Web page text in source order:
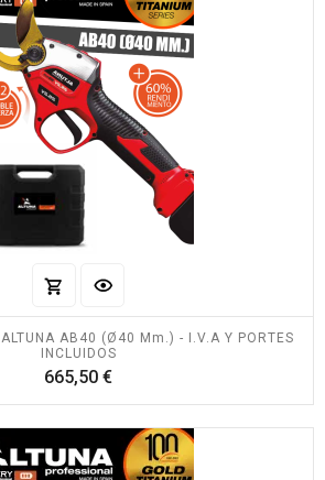
AB40 (Ø40 Mm.) - I.V.A Y PORTES
INCLUIDOS
665,50 €Precio